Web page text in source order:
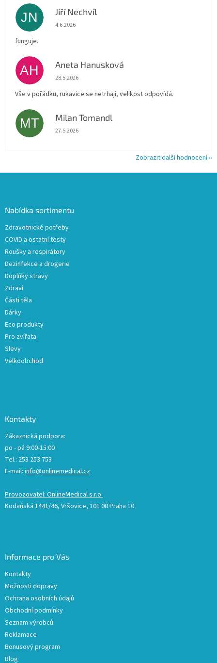
JN Jiří Nechvíl
Hodnocení obchodu je 5 z 5 hvězdiček.
4.6.2026
funguje.
AH Aneta Hanusková
Hodnocení obchodu je 5 z 5 hvězdiček.
28.5.2026
Vše v pořádku, rukavice se netrhají, velikost odpovídá.
MT Milan Tomandl
Hodnocení obchodu je 5 z 5 hvězdiček.
27.5.2026
Zobrazit další hodnocení
Nabídka sortimentu
Zdravotnické potřeby
COVID a ostatní testy
Roušky a respirátory
Dezinfekce a drogerie
Doplňky stravy
Zdraví
Části těla
Dárky
Eco produkty
Pro zvířata
Slevy
Velkoobchod
Kontakty
Zákaznická podpora:
po - pá 9:00-15:00
Tel.: 253 253 753
E-mail: info@onlinemedical.cz
Provozovatel: OnlineMedical s.r.o.
Kodaňská 1441/46, Vršovice, 101 00 Praha 10
Informace pro Vás
Kontakty
Možnosti dopravy
Ochrana osobních údajů
Obchodní podmínky
Seznam výrobců
Reklamace
Bonusový program
Blog